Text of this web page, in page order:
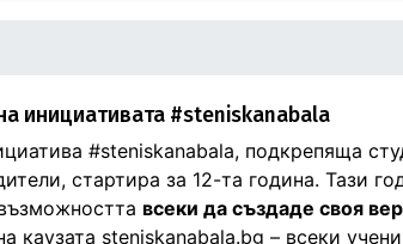
инициативата #steniskanabala
#steniskanabala, подкрепяща
стартира за 12-та година. Тази
всеки да създаде своя
каузата steniskanabala.bg – всеки